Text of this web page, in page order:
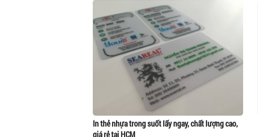
In thẻ nhựa trong suốt lấy ngay, chất lượng cao,
giá rẻ tại HCM